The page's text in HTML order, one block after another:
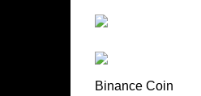
Binance Coin